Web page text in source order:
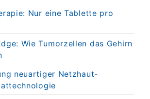
Nur eine Tablette pro
Wie Tumorzellen das Gehirn
neuartiger Netzhaut-